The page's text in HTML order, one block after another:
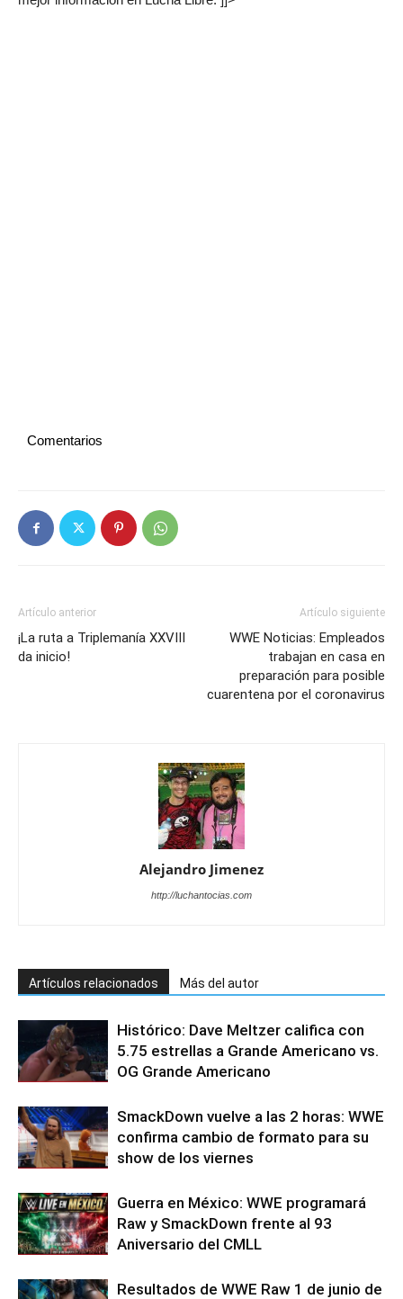
Comentarios
Artículo anterior
¡La ruta a Triplemanía XXVIII
da inicio!
Artículo siguiente
WWE Noticias: Empleados
trabajan en casa en
preparación para posible
cuarentena por el coronavirus
Alejandro Jimenez
http://luchantocias.com
Artículos relacionados Más del autor
Histórico: Dave Meltzer califica con
5.75 estrellas a Grande Americano vs.
OG Grande Americano
SmackDown vuelve a las 2 horas: WWE
confirma cambio de formato para su
show de los viernes
Guerra en México: WWE programará
Raw y SmackDown frente al 93
Aniversario del CMLL
Resultados de WWE Raw 1 de junio de